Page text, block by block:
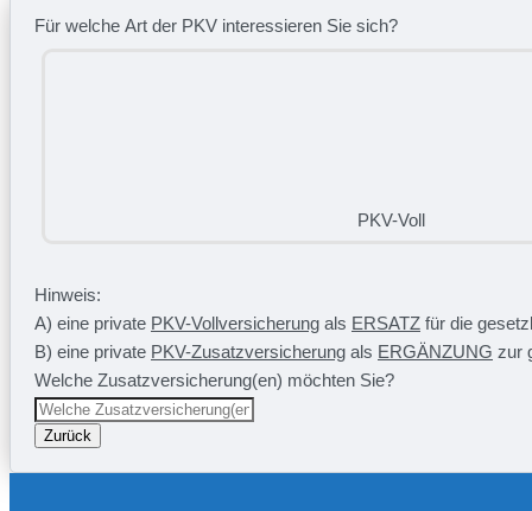
Für welche Art der PKV interessieren Sie sich?
PKV-Voll
Hinweis:
A) eine private PKV-Vollversicherung als ERSATZ für die
B) eine private PKV-Zusatzversicherung als ERGÄNZUNG zur
Welche Zusatzversicherung(en) möchten Sie?
Zurück